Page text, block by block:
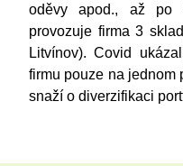
oděvy apod., až po
provozuje firma 3
Litvínov). Covid
firmu pouze na jednom
snaží o diverzifikaci